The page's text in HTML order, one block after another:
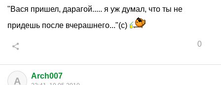
"Вася пришел, дарагой..... я уж думал, что ты не
придешь после вчерашнего..."(с)
0
A Arch007